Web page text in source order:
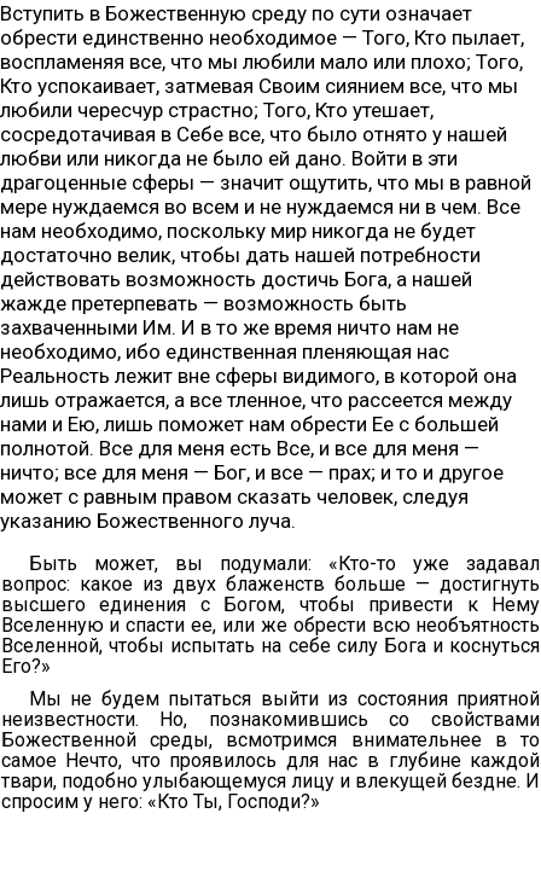
Вступить в Божественную среду по сути означает
обрести единственно необходимое — Того, Кто пылает,
воспламеняя все, что мы любили мало или плохо; Того,
Кто успокаивает, затмевая Своим сиянием все, что мы
любили чересчур страстно; Того, Кто утешает,
сосредотачивая в Себе все, что было отнято у нашей
любви или никогда не было ей дано. Войти в эти
драгоценные сферы — значит ощутить, что мы в равной
мере нуждаемся во всем и не нуждаемся ни в чем. Все
нам необходимо, поскольку мир никогда не будет
достаточно велик, чтобы дать нашей потребности
действовать возможность достичь Бога, а нашей
жажде претерпевать — возможность быть
захваченными Им. И в то же время ничто нам не
необходимо, ибо единственная пленяющая нас
Реальность лежит вне сферы видимого, в которой она
лишь отражается, а все тленное, что рассеется между
нами и Ею, лишь поможет нам обрести Ее с большей
полнотой. Все для меня есть Все, и все для меня —
ничто; все для меня — Бог, и все — прах; и то и другое
может с равным правом сказать человек, следуя
указанию Божественного луча.
Быть может, вы подумали: «Кто-то уже задавал
вопрос: какое из двух блаженств больше — достигнуть
высшего единения с Богом, чтобы привести к Нему
Вселенную и спасти ее, или же обрести всю необъятность
Вселенной, чтобы испытать на себе силу Бога и коснуться
Его?»
Мы не будем пытаться выйти из состояния приятной
неизвестности. Но, познакомившись со свойствами
Божественной среды, всмотримся внимательнее в то
самое Нечто, что проявилось для нас в глубине каждой
твари, подобно улыбающемуся лицу и влекущей бездне. И
спросим у него: «Кто Ты, Господи?»